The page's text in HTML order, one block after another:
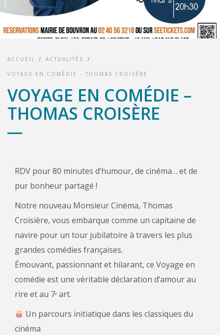
ACCUEIL / ACTUALITÉS /
VOYAGE EN COMÉDIE – THOMAS CROISÈRE
VOYAGE EN COMÉDIE –
THOMAS CROISÈRE
RDV pour 80 minutes d’humour, de cinéma… et de
pur bonheur partagé !
Notre nouveau Monsieur Cinéma, Thomas
Croisière, vous embarque comme un capitaine de
navire pour un tour jubilatoire à travers les plus
grandes comédies françaises.
Émouvant, passionnant et hilarant, ce Voyage en
comédie est une véritable déclaration d’amour au
rire et au 7ᵉ art.
Un parcours initiatique dans les classiques du
cinéma